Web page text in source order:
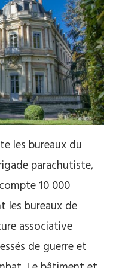
les bureaux du
parachutiste,
10 000
les bureaux de
associative
de guerre et